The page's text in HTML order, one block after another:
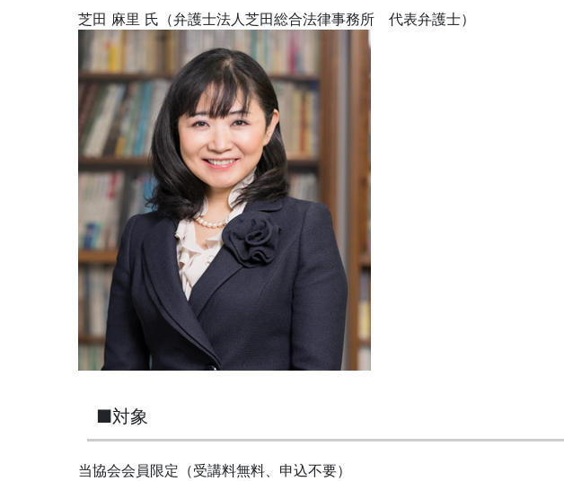
芝田 麻里 氏（弁護士法人芝田総合法律事務所 代表弁護士）
■対象
当協会会員限定（受講料無料、申込不要）